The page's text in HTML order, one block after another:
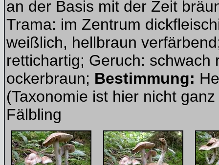
an der Basis mit der Zeit
Trama: im Zentrum
weißlich, hellbraun
rettichartig; Geruch: schwach
ockerbraun; Bestimmung:
(Taxonomie ist hier nicht
Fälbling